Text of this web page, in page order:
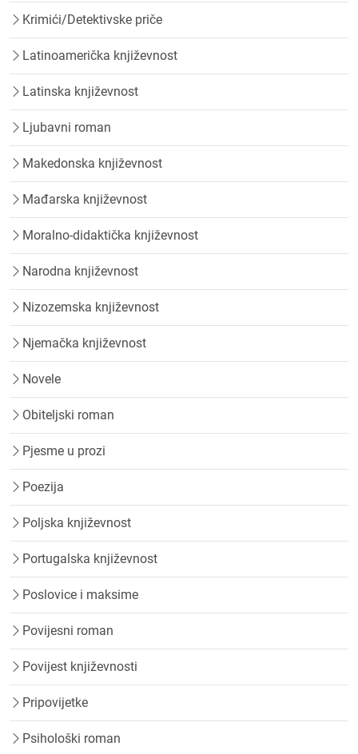
Krimići/Detektivske priče
Latinoamerička književnost
Latinska književnost
Ljubavni roman
Makedonska književnost
Mađarska književnost
Moralno-didaktička književnost
Narodna književnost
Nizozemska književnost
Njemačka književnost
Novele
Obiteljski roman
Pjesme u prozi
Poezija
Poljska književnost
Portugalska književnost
Poslovice i maksime
Povijesni roman
Povijest književnosti
Pripovijetke
Psihološki roman